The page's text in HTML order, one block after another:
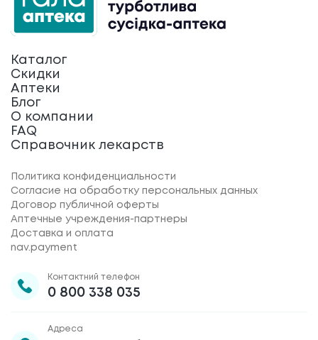
Каталог
Скидки
Аптеки
Блог
О компании
FAQ
Справочник лекарств
Политика конфиденциальности
Согласие на обработку персональных данных
Договор публичной оферты
Аптечные учреждения-партнеры
Доставка и оплата
nav.payment
Контактний телефон
0 800 338 035
Адреса